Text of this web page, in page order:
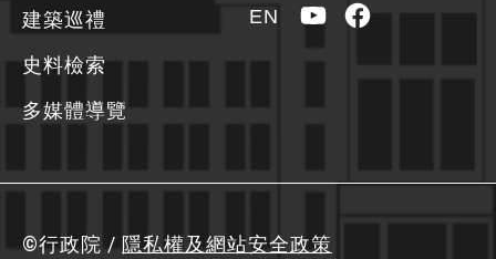
建築巡禮
史料檢索
多媒體導覽
EN YouTubeFacebook
©行政院 / 隱私權及網站安全政策